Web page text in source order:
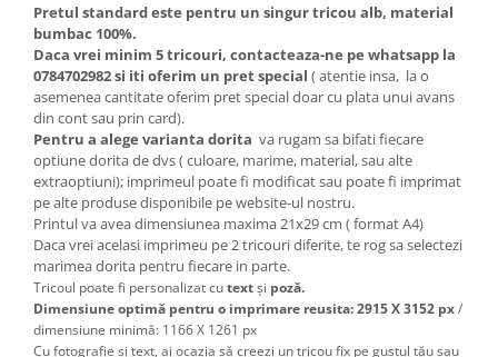
Pretul standard este pentru un singur tricou alb, material
bumbac 100%.
Daca vrei minim 5 tricouri, contacteaza-ne pe whatsapp la
0784702982 si iti oferim un pret special ( atentie insa, la o
asemenea cantitate oferim pret special doar cu plata unui avans
din cont sau prin card).
Pentru a alege varianta dorita va rugam sa bifati fiecare
optiune dorita de dvs ( culoare, marime, material, sau alte
extraoptiuni); imprimeul poate fi modificat sau poate fi imprimat
pe alte produse disponibile pe website-ul nostru.
Printul va avea dimensiunea maxima 21x29 cm ( format A4)
Daca vrei acelasi imprimeu pe 2 tricouri diferite, te rog sa selectezi
marimea dorita pentru fiecare in parte.
Tricoul poate fi personalizat cutextși poză.
Dimensiune optimă pentru o imprimare reusita: 2915 X 3152 px/
dimensiune minimă: 1166 X 1261 px
Cu fotografie și text, ai ocazia să creezi un tricou fix pe gustul tău sau